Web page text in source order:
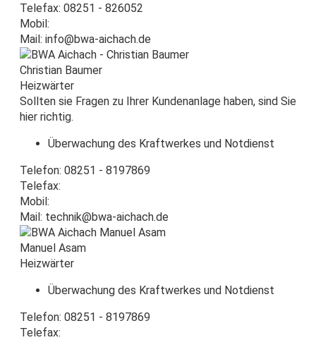
Telefax: 08251 - 826052
Mobil:
Mail: info@bwa-aichach.de
Christian Baumer
Heizwärter
Sollten sie Fragen zu Ihrer Kundenanlage haben, sind Sie
hier richtig.
Überwachung des Kraftwerkes und Notdienst
Telefon: 08251 - 8197869
Telefax:
Mobil:
Mail: technik@bwa-aichach.de
Manuel Asam
Heizwärter
Überwachung des Kraftwerkes und Notdienst
Telefon: 08251 - 8197869
Telefax: